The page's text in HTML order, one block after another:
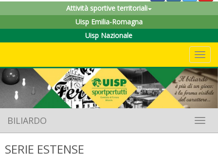
Attività sportive territoriali
Uisp Emilia-Romagna
Uisp Nazionale
BILIARDO
SERIE ESTENSE